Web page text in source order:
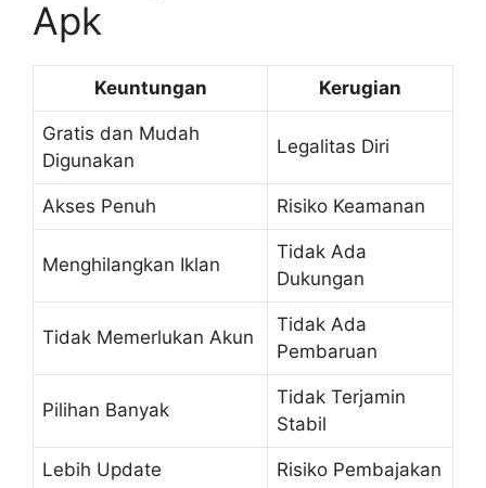
Apk
Keuntungan Kerugian
Gratis dan Mudah
Digunakan
Legalitas Diri
Akses Penuh Risiko Keamanan
Menghilangkan Iklan
Tidak Ada
Dukungan
Tidak Memerlukan Akun
Tidak Ada
Pembaruan
Pilihan Banyak
Tidak Terjamin
Stabil
Lebih Update Risiko Pembajakan